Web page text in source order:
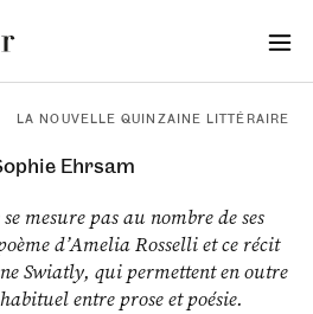
Ehrsam
LA NOUVELLE QUINZAINE LITTÉRAIRE
mesure pas au nombre de ses
d’Amelia Rosselli et ce récit
Swiatly, qui permettent en outre
entre prose et poésie.